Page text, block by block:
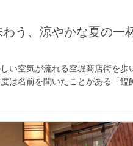
う、涼やかな夏の一
い空気が流れる空堀商店街を
は名前を聞いたことがある「